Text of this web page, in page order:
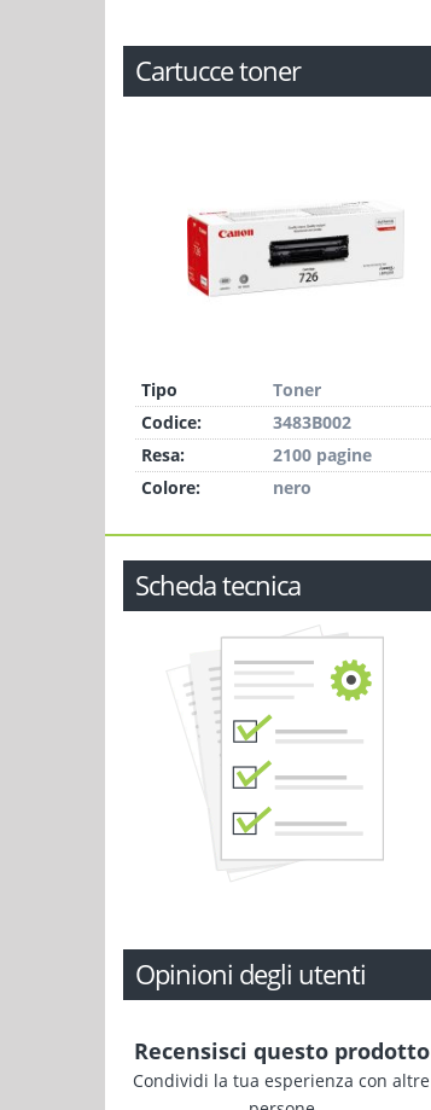
Cartucce toner
Tipo
Toner
Codice:
3483B002
Resa:
2100 pagine
Colore:
nero
Scheda tecnica
Opinioni degli utenti
Recensisci questo prodotto
Condividi la tua esperienza con altre